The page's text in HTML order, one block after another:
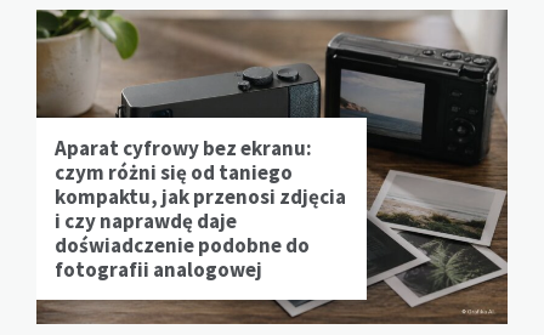
Aparat cyfrowy bez ekranu:
czym różni się od taniego
kompaktu, jak przenosi zdjęcia
i czy naprawdę daje
doświadczenie podobne do
fotografii analogowej